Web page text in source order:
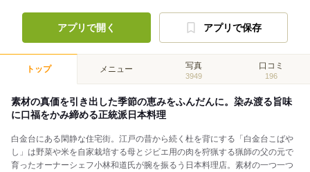
アプリで開く アプリで保存
トップ メニュー 写真
3949
口コミ
196
素材の真価を引き出した季節の恵みをふんだんに。染み渡る旨味
に口福をかみ締める正統派日本料理
白金台にある閑静な住宅街。江戸の昔から続く杜を背にする「白金台こばや
し」は野菜や米を自家栽培する母とジビエ用の肉を狩猟する猟師の父の元で
育ったオーナーシェフ小林和道氏が腕を振るう日本料理店。素材の一つ一つ